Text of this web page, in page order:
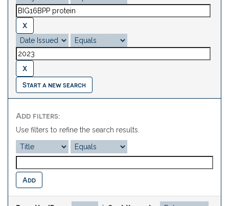
Start a new search
Add filters:
Use filters to refine the search results.